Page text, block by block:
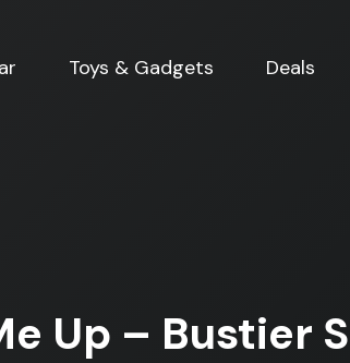
Toys & Gadgets Deals
Up – Bustier